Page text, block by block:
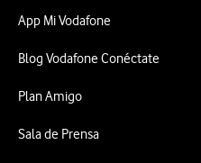
App Mi Vodafone
Blog Vodafone Conéctate
Plan Amigo
Sala de Prensa